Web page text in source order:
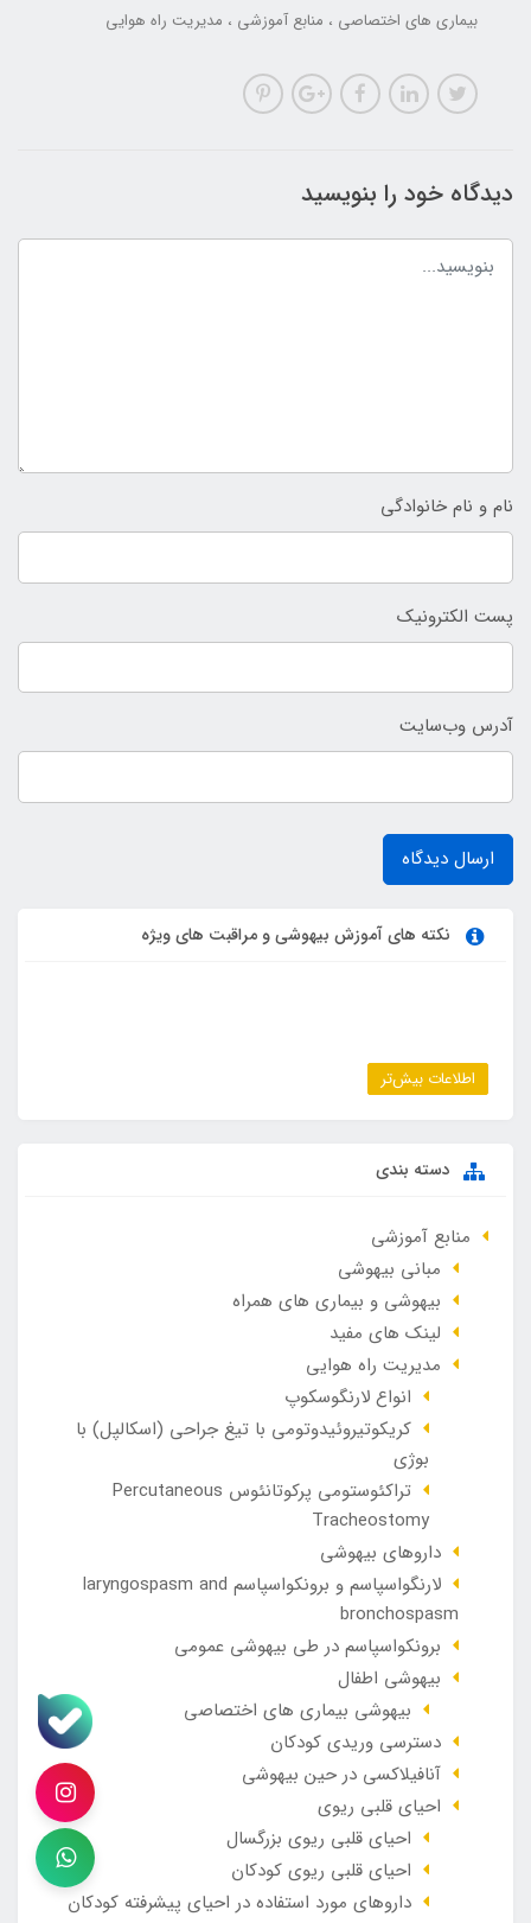
بیماری های اختصاصی
منابع آموزشی مدیریت راه هوایی
دیدگاه خود را بنویسید
نام و نام خانوادگی
پست الکترونیک
آدرس وب‌سایت
ارسال دیدگاه
نکته های آموزش بیهوشی و مراقبت های ویژه
اطلاعات بیش‌تر
دسته بندی
منابع آموزشی
مبانی بیهوشی
بیهوشی و بیماری های همراه
لینک های مفید
مدیریت راه هوایی
انواع لارنگوسکوپ
کریکوتیروئیدوتومی با تیغ جراحی (اسکالپل) با
بوژی
تراکئوستومی پرکوتانئوس Percutaneous
Tracheostomy
داروهای بیهوشی
لارنگواسپاسم و برونکواسپاسم laryngospasm and
bronchospasm
برونکواسپاسم در طی بیهوشی عمومی
بیهوشی اطفال
بیهوشی بیماری های اختصاصی
دسترسی وریدی کودکان
آنافيلاکسی در حين بيهوشی
احیای قلبی ریوی
احیای قلبی ریوی بزرگسال
احیای قلبی ریوی کودکان
داروهای مورد استفاده در احیای پیشرفته کودکان